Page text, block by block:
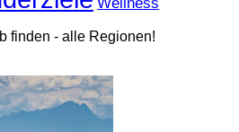
finden - alle Regionen!